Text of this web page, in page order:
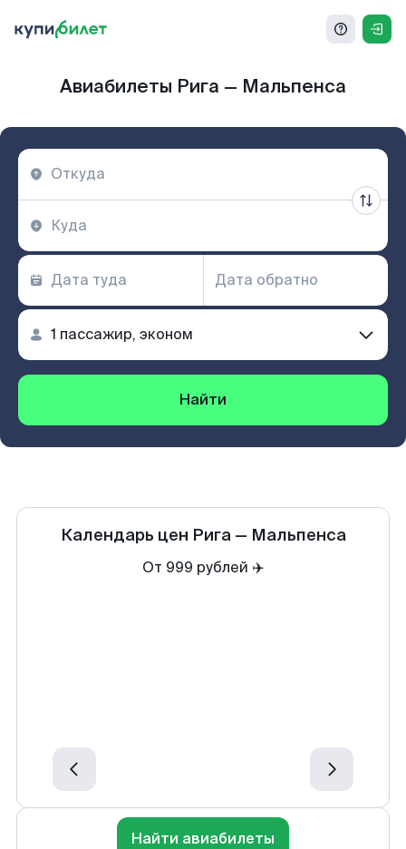
Авиабилеты Рига — Мальпенса
Найти
Календарь цен Рига— Мальпенса
От 999 рублей ✈️
Найти авиабилеты